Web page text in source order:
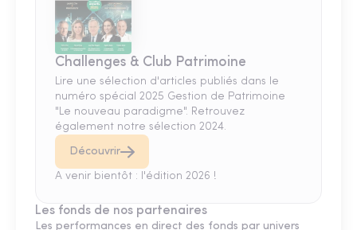
Challenges & Club Patrimoine
Lire une sélection d'articles publiés dans le
numéro spécial 2025 Gestion de Patrimoine
"Le nouveau paradigme". Retrouvez
également notre sélection 2024.
Découvrir
A venir bientôt : l'édition 2026 !
Les fonds de nos partenaires
Les performances en direct des fonds par univers